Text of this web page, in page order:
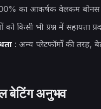
का आकर्षक वेलकम बोनस
को किसी भी प्रश्न में सहायता
: अन्य प्लेटफॉर्मों की तरह,
बेटिंग अनुभव